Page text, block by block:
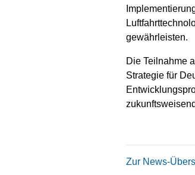
gewährleisten.
Die Teilnahme
Strategie für
Zur News-